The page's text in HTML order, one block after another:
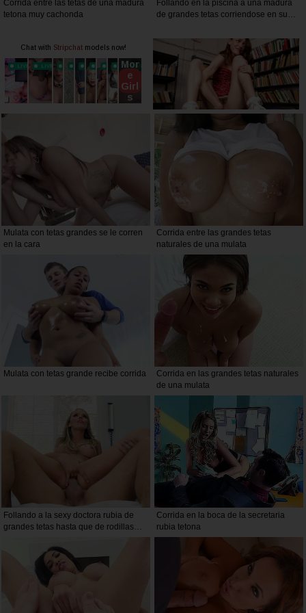
Corrida entre las tetas de una madura
tetona muy cachonda
Follando en la piscina a una madura
de grandes tetas corriendose en su
Mulata con tetas grandes se le corren
en la cara
Corrida entre las grandes tetas
naturales de una mulata
Mulata con tetas grande recibe corrida
Corrida en las grandes tetas naturales
de una mulata
Follando a la sexy doctora rubia de
grandes tetas hasta que de rodillas
Corrida en la boca de la secretaria
rubia tetona